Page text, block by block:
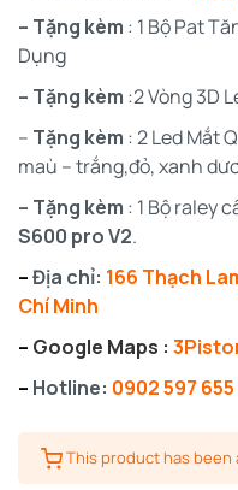
– Tặng kèm : 1 Bộ Pat
Dụng
– Tặng kèm :2 Vòng 3D
– Tặng kèm : 2 Led Mắt
maù – trắng,đỏ, xanh
– Tặng kèm : 1 Bộ raley
S600 pro V2.
–Địa chỉ: 166 Thạch
Chí Minh
– Google Maps :
– Hotline: 0902 597 655
This product has been